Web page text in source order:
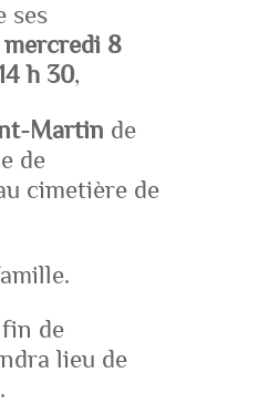
ses
mercredi 8
h 30,
Martin de
de
cimetière de
de
lieu de